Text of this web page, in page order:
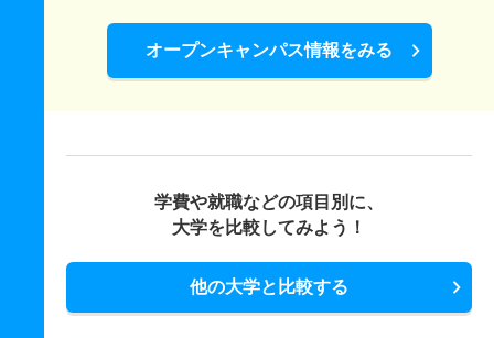
オープンキャンパス情報をみる
学費や就職などの項目別に、
大学を比較してみよう！
他の大学と比較する